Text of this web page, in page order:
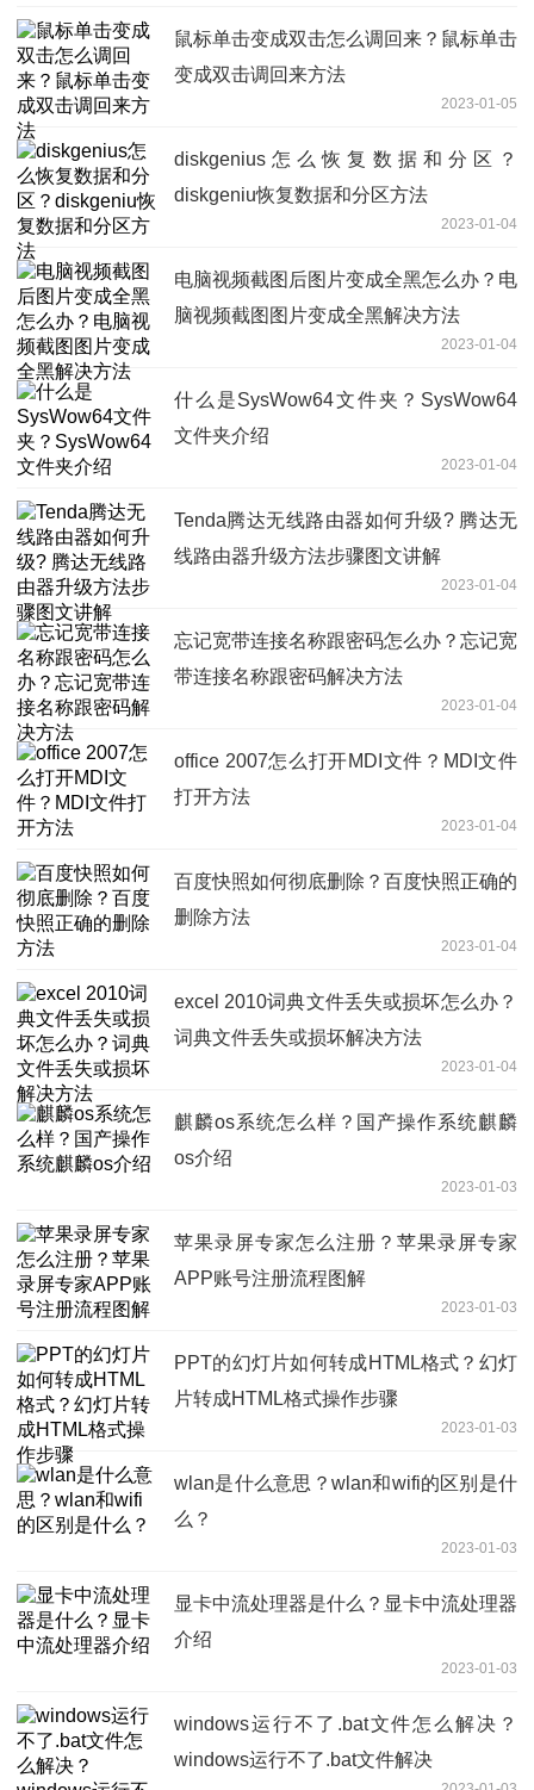
鼠标单击变成双击怎么调回来？鼠标单击
变成双击调回来方法
2023-01-05
diskgenius怎么恢复数据和分区？
diskgeniu恢复数据和分区方法
2023-01-04
电脑视频截图后图片变成全黑怎么办？电
脑视频截图图片变成全黑解决方法
2023-01-04
什么是SysWow64文件夹？SysWow64
文件夹介绍
2023-01-04
Tenda腾达无线路由器如何升级? 腾达无
线路由器升级方法步骤图文讲解
2023-01-04
忘记宽带连接名称跟密码怎么办？忘记宽
带连接名称跟密码解决方法
2023-01-04
office 2007怎么打开MDI文件？MDI文件
打开方法
2023-01-04
百度快照如何彻底删除？百度快照正确的
删除方法
2023-01-04
excel 2010词典文件丢失或损坏怎么办？
词典文件丢失或损坏解决方法
2023-01-04
麒麟os系统怎么样？国产操作系统麒麟
os介绍
2023-01-03
苹果录屏专家怎么注册？苹果录屏专家
APP账号注册流程图解
2023-01-03
PPT的幻灯片如何转成HTML格式？幻灯
片转成HTML格式操作步骤
2023-01-03
wlan是什么意思？wlan和wifi的区别是什
么？
2023-01-03
显卡中流处理器是什么？显卡中流处理器
介绍
2023-01-03
windows运行不了.bat文件怎么解决？
windows运行不了.bat文件解决